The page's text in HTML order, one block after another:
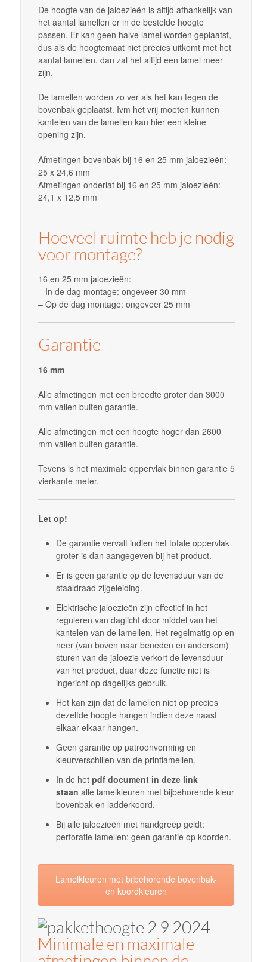
De hoogte van de jaloezieën is altijd afhankelijk van
het aantal lamellen er in de bestelde hoogte
passen. Er kan geen halve lamel worden geplaatst,
dus als de hoogtemaat niet precies uitkomt met het
aantal lamellen, dan zal het altijd een lamel meer
zijn.
De lamellen worden zo ver als het kan tegen de
bovenbak geplaatst. Ivm het vrij moeten kunnen
kantelen van de lamellen kan hier een kleine
opening zijn.
Afmetingen bovenbak bij 16 en 25 mm jaloezieën:
25 x 24,6 mm
Afmetingen onderlat bij 16 en 25 mm jaloezieën:
24,1 x 12,5 mm
Hoeveel ruimte heb je nodig
voor montage?
16 en 25 mm jaloezieën:
– In de dag montage: ongeveer 30 mm
– Op de dag montage: ongeveer 25 mm
Garantie
16 mm
Alle afmetingen met een breedte groter dan 3000
mm vallen buiten garantie.
Alle afmetingen met een hoogte hoger dan 2600
mm vallen buiten garantie.
Tevens is het maximale oppervlak binnen garantie 5
vierkante meter.
Let op!
De garantie vervalt indien het totale oppervlak
groter is dan aangegeven bij het product.
Er is geen garantie op de levensduur van de
staaldraad zijgeleiding.
Elektrische jaloezieën zijn effectief in het
reguleren van daglicht door middel van het
kantelen van de lamellen. Het regelmatig op en
neer (van boven naar beneden en andersom)
sturen van de jaloezie verkort de levensduur
van het product, daar deze functie niet is
ingericht op dagelijks gebruik.
Het kan zijn dat de lamellen niet op precies
dezelfde hoogte hangen indien deze naast
elkaar elkaar hangen.
Geen garantie op patroonvorming en
kleurverschillen van de printlamellen.
In de het pdf document in deze link
staan alle lamelkleuren met bijbehorende kleur
bovenbak en ladderkoord.
Bij alle jaloezieën met handgreep geldt:
perforatie lamellen: geen garantie op koorden.
Lamelkleuren met bijbehorende bovenbak-
en koordkleuren
Minimale en maximale